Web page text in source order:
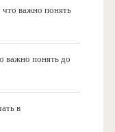
важно понять
важно понять до
в